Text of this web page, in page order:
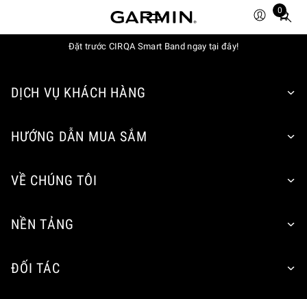
0
Total
items
Đặt trước CIRQA Smart Band ngay tại đây!
DỊCH VỤ KHÁCH HÀNG
HƯỚNG DẪN MUA SẮM
VỀ CHÚNG TÔI
NỀN TẢNG
ĐỐI TÁC